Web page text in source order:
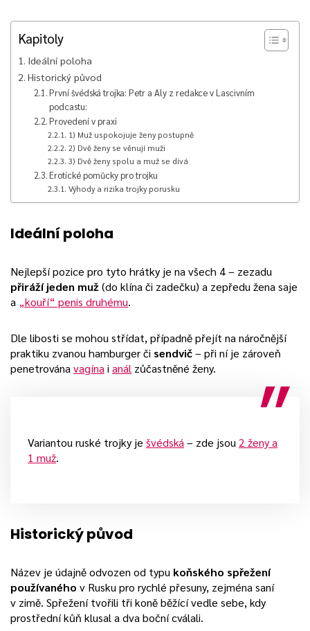
Kapitoly
Ideální poloha
Historický původ
První švédská trojka: Petr a Aly z redakce v Lascivním
podcastu:
Provedení v praxi
1) Muž uspokojuje ženy postupně
2) Dvě ženy se věnují muži
3) Dvě ženy spolu a muž se dívá
Erotické pomůcky pro trojku
Výhody a rizika trojky porusku
Ideální poloha
Nejlepší pozice pro tyto hrátky je na všech 4 – zezadu
přiráží jeden muž(do klína či zadečku) a zepředu žena saje
a „kouří“ penis druhému.
Dle libosti se mohou střídat, případně přejít na náročnější
praktiku zvanou hamburger či sendvič– při ní je zároveň
penetrována vagína i anál zůčastněné ženy.
Variantou ruské trojky je švédská – zde jsou2 ženy a
1 muž.
Historický původ
Název je údajně odvozen od typu koňského spřežení
používaného v Rusku pro rychlé přesuny, zejména saní
v zimě. Spřežení tvořili tři koně běžící vedle sebe, kdy
prostřední kůň klusal a dva boční cválali.